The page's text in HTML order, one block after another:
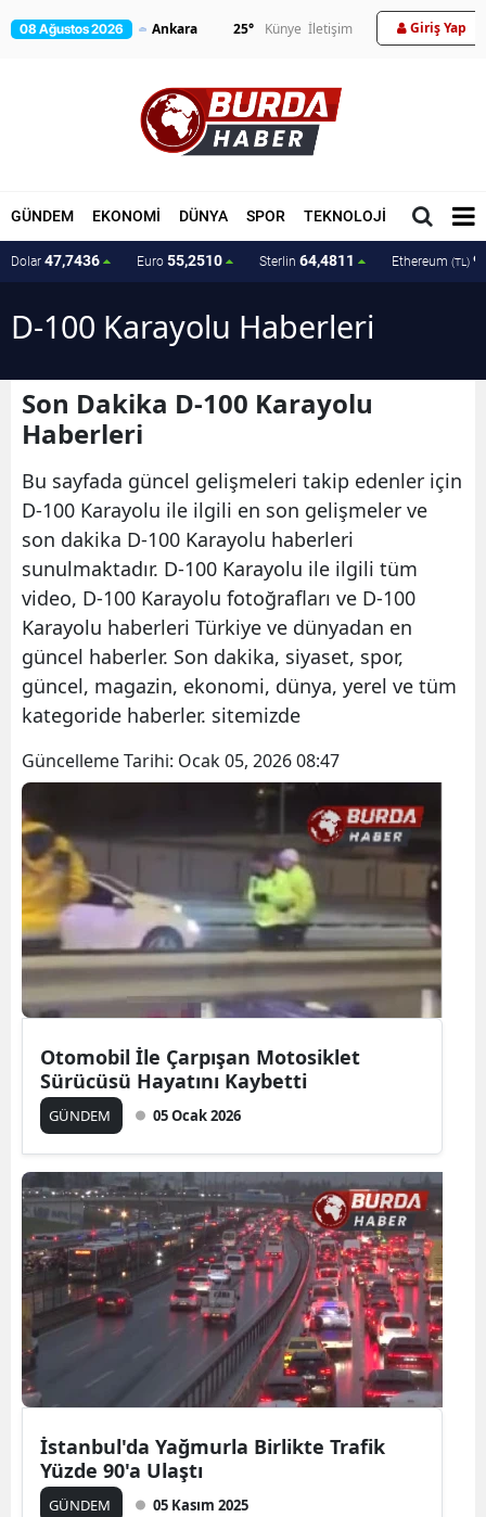
08 Ağustos 2026 25° Künye İletişim Giriş Yap
GÜNDEM EKONOMİ DÜNYA SPOR TEKNOLOJİ MAGAZİN
Dolar 47,7436 Euro 55,2510 Sterlin 64,4811 Ethereum (TL)
D-100 Karayolu Haberleri
Son Dakika D-100 Karayolu
Haberleri
Bu sayfada güncel gelişmeleri takip edenler için
D-100 Karayolu ile ilgili en son gelişmeler ve
son dakika D-100 Karayolu haberleri
sunulmaktadır. D-100 Karayolu ile ilgili tüm
video, D-100 Karayolu fotoğrafları ve D-100
Karayolu haberleri Türkiye ve dünyadan en
güncel haberler. Son dakika, siyaset, spor,
güncel, magazin, ekonomi, dünya, yerel ve tüm
kategoride haberler. sitemizde
Güncelleme Tarihi: Ocak 05, 2026 08:47
Otomobil İle Çarpışan Motosiklet
Sürücüsü Hayatını Kaybetti
GÜNDEM 05 Ocak 2026
İstanbul'da Yağmurla Birlikte Trafik
Yüzde 90'a Ulaştı
GÜNDEM 05 Kasım 2025